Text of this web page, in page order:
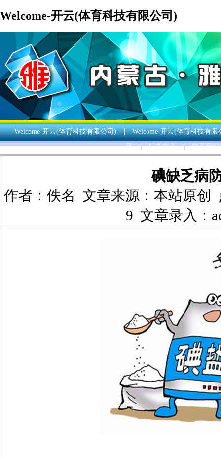
Welcome-开云(体育科技有限公司)
Welcome-开云(体育科技有限公司)
Welcome-开云(体育科技有限
采
服务中心 联系我们
碘缺乏病
作者：佚名 文章来源：本站原创
9 文章录入：